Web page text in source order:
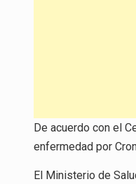
De acuerdo con el
enfermedad por
El Ministerio de